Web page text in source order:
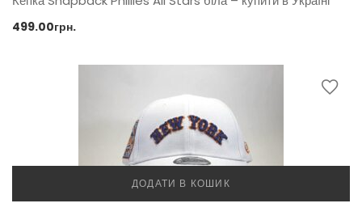
499.00грн.
ДОДАТИ В КОШИК